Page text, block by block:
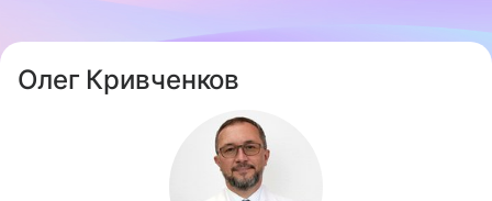
Олег Кривченков